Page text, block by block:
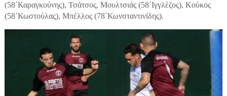
(58΄Καραγκούνης), Τσάτσος, Μουλτσιάς (58΄Ιγγλέζος), Κούκος
(58΄Κωστούλας), Μπέλλος (78΄Κωνσταντινίδης).